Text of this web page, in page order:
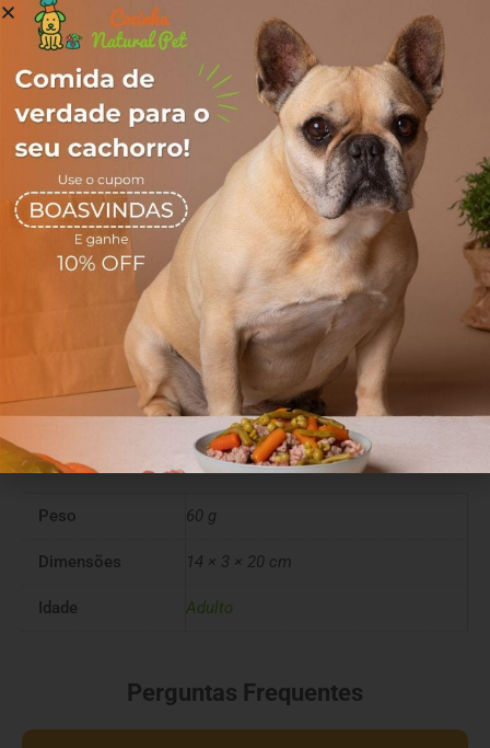
Com o intuito de promover aos pets uma alimentação 100%
natural, balanceada, saudável, bio apropriada e de muita
qualidade, sem abrir mão da praticidade no dia a dia, nasce a
Cozinha Natural Pet!
Nosso maior objetivo é oferecer saúde, qualidade de vida e
muito afeto através da alimentação.
Completos e nutritivos, nossos alimentos são capazes de
revolucionar a vida do seu melhor amigo!
Sem aditivos, sem conservantes e sem corantes.
Ingredientes
Carne de esôfago bovino
Mais informações
Peso 60 g
Dimensões 14 × 3 × 20 cm
Idade Adulto
Perguntas Frequentes